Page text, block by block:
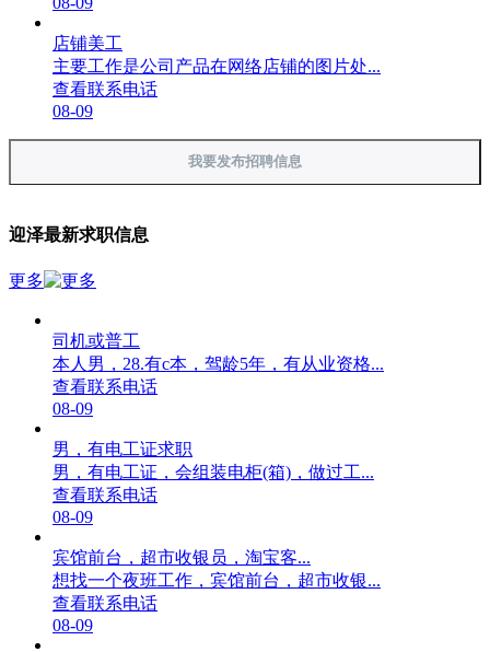
店铺美工
主要工作是公司产品在网络店铺的图片处...
查看联系电话
08-09
我要发布招聘信息
迎泽最新求职信息
更多
司机或普工
本人男，28.有c本，驾龄5年，有从业资格...
查看联系电话
08-09
男，有电工证求职
男，有电工证，会组装电柜(箱)，做过工...
查看联系电话
08-09
宾馆前台，超市收银员，淘宝客...
想找一个夜班工作，宾馆前台，超市收银...
查看联系电话
08-09